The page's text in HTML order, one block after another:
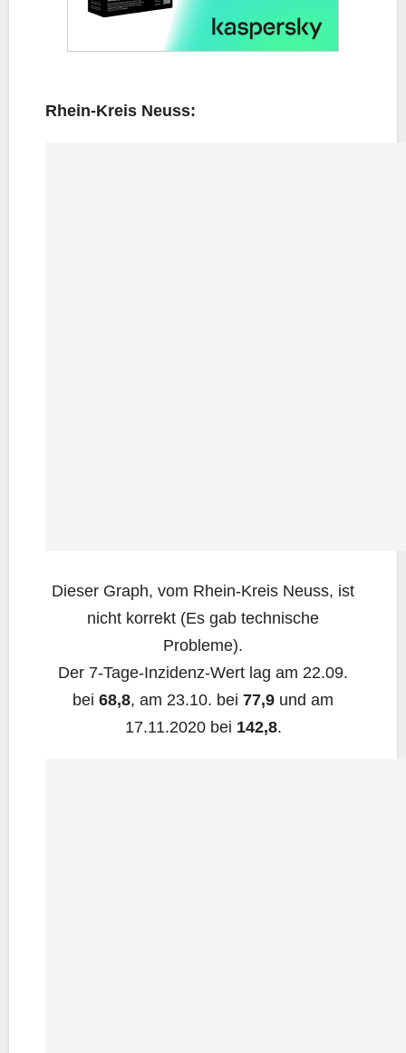
Rhein-Kreis Neuss:
Die­ser Graph, vom Rhein-Kreis Neuss, ist
nicht kor­rekt (Es gab tech­ni­sche
Probleme).
Der 7‑Ta­ge-Inzi­denz-Wert lag am 22.09.
bei 68,8, am 23.10. bei 77,9 und am
17.11.2020 bei 142,8.